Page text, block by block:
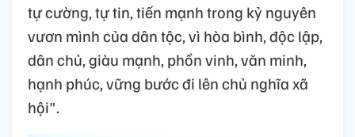
tự cường, tự tin, tiến mạnh trong kỷ nguyên
vươn mình của dân tộc, vì hòa bình, độc lập,
dân chủ, giàu mạnh, phồn vinh, văn minh,
hạnh phúc, vững bước đi lên chủ nghĩa xã
hội".